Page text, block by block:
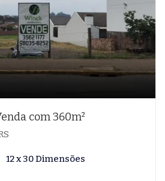
com 360m²
12 x 30 Dimensões